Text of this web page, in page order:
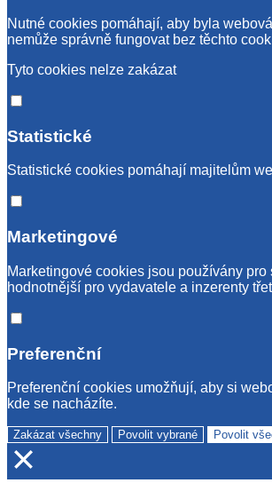
Nutné cookies pomáhají, aby byla
nemůže správně fungovat bez těchto
Tyto cookies nelze zakázat
Statistické
Statistické cookies pomáhají majitelům
Marketingové
Marketingové cookies jsou používány
hodnotnější pro vydavatele a inzerenty
Preferenční
Preferenční cookies umožňují, aby si
kde se nacházíte.
Zakázat všechny Povolit vybrané